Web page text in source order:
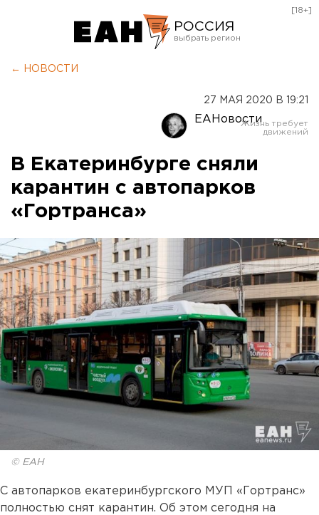
РОССИЯ
Оренбург
[18+]
← НОВОСТИ
27 МАЯ 2020 В 19:21
ЕАНовости
В Екатеринбурге сняли
карантин с автопарков
«Гортранса»
© ЕАН
С автопарков екатеринбургского МУП «Гортранс»
полностью снят карантин. Об этом сегодня на